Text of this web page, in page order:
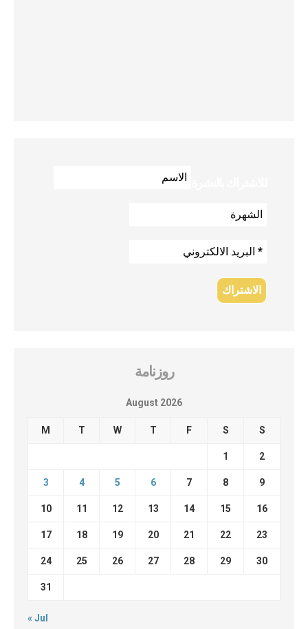
روزنامة
August 2026
M T W T F S S
1 2
3 4 5 6 7 8 9
10 11 12 13 14 15 16
17 18 19 20 21 22 23
24 25 26 27 28 29 30
31
« Jul